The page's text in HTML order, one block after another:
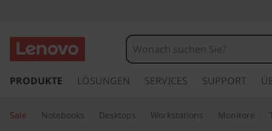
o
g
a
9
u
a
PRODUKTE LÖSUNGEN SERVICES SUPPORT
Sale Notebooks Desktops Workstations Monitore